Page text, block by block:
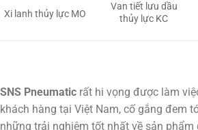
Xi lanh thủy lực MO
Van tiết lưu dầu
thủy lực KC
SNS Pneumatic rất hi vọng được làm
khách hàng tại Việt Nam, cố gắng đem
những trải nghiệm tốt nhất về sản phẩm